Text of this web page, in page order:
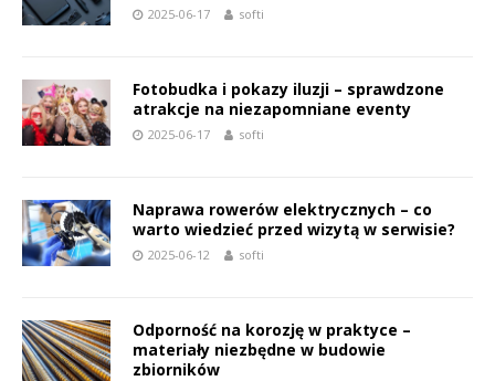
2025-06-17 softi
Fotobudka i pokazy iluzji – sprawdzone
atrakcje na niezapomniane eventy
2025-06-17 softi
Naprawa rowerów elektrycznych – co
warto wiedzieć przed wizytą w serwisie?
2025-06-12 softi
Odporność na korozję w praktyce –
materiały niezbędne w budowie
zbiorników